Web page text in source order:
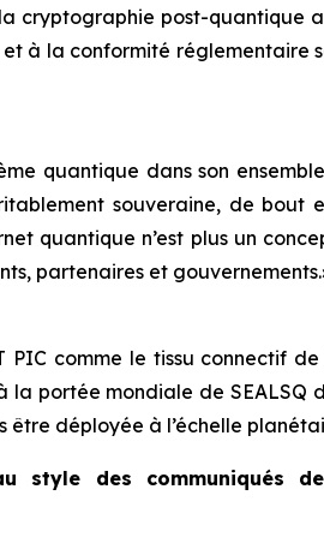
cryptographie post-quantique
à la conformité réglementaire
quantique dans son
souveraine, de bout
quantique n’est plus un
partenaires et
comme le tissu connectif de
portée mondiale de SEALSQ
déployée à l’échelle
style des communiqués